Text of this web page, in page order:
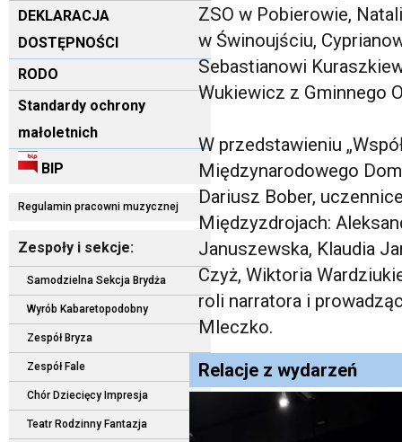
DEKLARACJA
DOSTĘPNOŚCI
RODO
Standardy ochrony
małoletnich
BIP
Regulamin pracowni muzycznej
Zespoły i sekcje:
Samodzielna Sekcja Brydża
Wyrób Kabaretopodobny
Zespół Bryza
Zespół Fale
Chór Dziecięcy Impresja
Teatr Rodzinny Fantazja
ZSO w Pobierowie,
w Świnoujściu,
Sebastianowi
Wukiewicz z Gminnego
W przedstawieniu
Międzynarodowego
Dariusz Bober,
Międzyzdrojach:
Januszewska, Klaudia
Czyż, Wiktoria
roli narratora i
Mleczko.
Relacje z wydarzeń